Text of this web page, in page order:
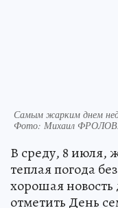
Самым жарким днем
Фото: Михаил ФРОЛОВ.
В среду, 8 июля,
теплая погода
хорошая новость
отметить День